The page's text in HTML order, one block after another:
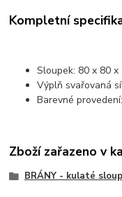
Kompletní
Sloupek: 80 x 80 x
Výplň svařovaná
Barevné provedení:
Zboží zařazeno v
BRÁNY - kulaté